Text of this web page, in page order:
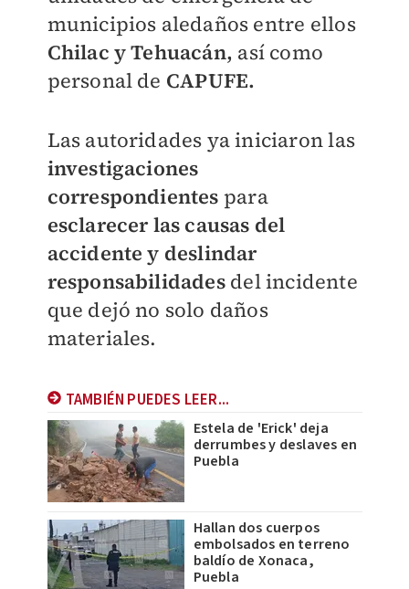
municipios aledaños entre ellos
Chilac y Tehuacán, así como
personal de CAPUFE.
Las autoridades ya iniciaron las
investigaciones
correspondientes para
esclarecer las causas del
accidente y deslindar
responsabilidadesdel incidente
que dejó no solo daños
materiales.
TAMBIÉN PUEDES LEER...
Estela de 'Erick' deja
derrumbes y deslaves en
Puebla
Hallan dos cuerpos
embolsados en terreno
baldío de Xonaca,
Puebla